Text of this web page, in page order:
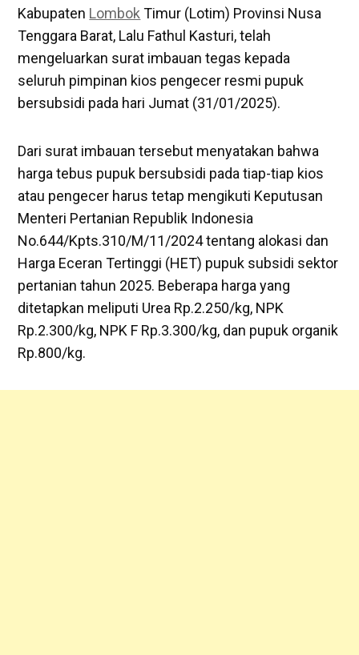
Kabupaten Lombok Timur (Lotim) Provinsi Nusa
Tenggara Barat, Lalu Fathul Kasturi, telah
mengeluarkan surat imbauan tegas kepada
seluruh pimpinan kios pengecer resmi pupuk
bersubsidi pada hari Jumat (31/01/2025).
Dari surat imbauan tersebut menyatakan bahwa
harga tebus pupuk bersubsidi pada tiap-tiap kios
atau pengecer harus tetap mengikuti Keputusan
Menteri Pertanian Republik Indonesia
No.644/Kpts.310/M/11/2024 tentang alokasi dan
Harga Eceran Tertinggi (HET) pupuk subsidi sektor
pertanian tahun 2025. Beberapa harga yang
ditetapkan meliputi Urea Rp.2.250/kg, NPK
Rp.2.300/kg, NPK F Rp.3.300/kg, dan pupuk organik
Rp.800/kg.